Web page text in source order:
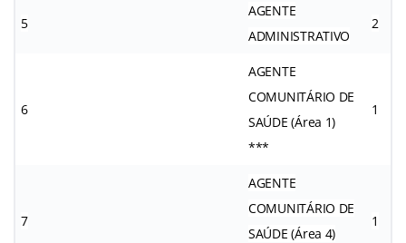
5
AGENTE
ADMINISTRATIVO
2
6
AGENTE
COMUNITÁRIO DE
SAÚDE (Área 1)
***
1
7
AGENTE
COMUNITÁRIO DE
SAÚDE (Área 4)
1